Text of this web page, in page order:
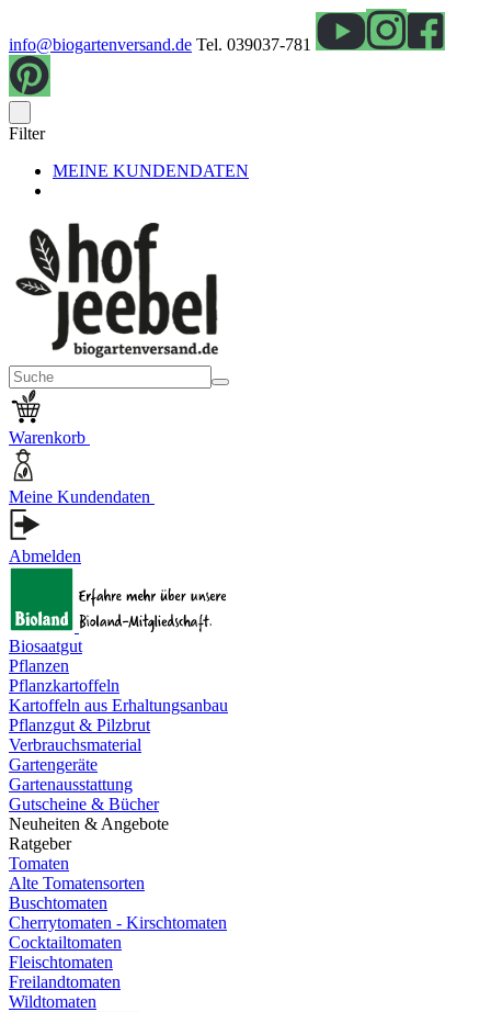
info@biogartenversand.de Tel. 039037-781
Filter
MEINE KUNDENDATEN
Warenkorb
Meine Kundendaten
Abmelden
Biosaatgut
Pflanzen
Pflanzkartoffeln
Kartoffeln aus Erhaltungsanbau
Pflanzgut & Pilzbrut
Verbrauchsmaterial
Gartengeräte
Gartenausstattung
Gutscheine & Bücher
Neuheiten & Angebote
Ratgeber
Tomaten
Alte Tomatensorten
Buschtomaten
Cherrytomaten - Kirschtomaten
Cocktailtomaten
Fleischtomaten
Freilandtomaten
Wildtomaten